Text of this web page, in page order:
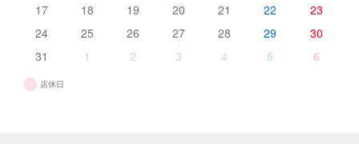
17
18 19 20 21 22
23
24
25 26 27 28 29
30
31
1 2 3 4 5 6
店休日